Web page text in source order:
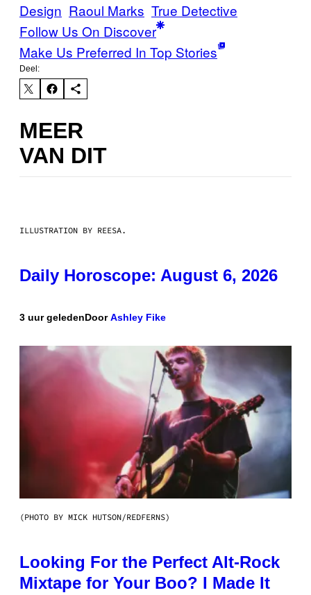
Design Raoul Marks True Detective
Follow Us On Discover
Make Us Preferred In Top Stories
Deel:
MEER
VAN DIT
ILLUSTRATION BY REESA.
Daily Horoscope: August 6, 2026
3 uur geledenDoorAshley Fike
(PHOTO BY MICK HUTSON/REDFERNS)
Looking For the Perfect Alt-Rock
Mixtape for Your Boo? I Made It